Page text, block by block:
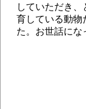
していただき
育している動物
た。お世話にな